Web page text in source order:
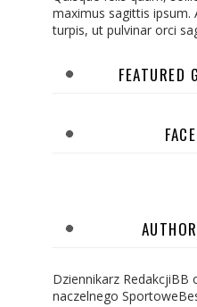
maximus sagittis ipsum.
turpis, ut pulvinar orci
FEATURED
Dziennikarz RedakcjiBB
naczelnego